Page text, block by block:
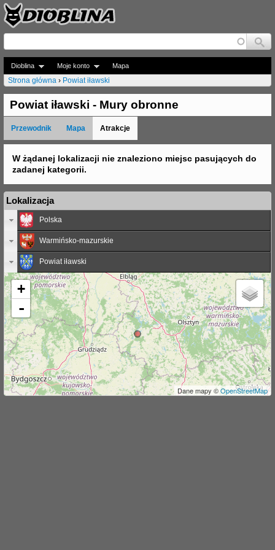
Jump to navigation
Dioblina Moje konto Mapa
J
e
s
e
ś
t
a
j
Strona główna › Powiat iławski
Powiat iławski - Mury obronne
Przewodnik Mapa Atrakcje
W żądanej lokalizacji nie znaleziono miejsc pasujących do
zadanej kategorii.
Lokalizacja
Polska
Warmińsko-mazurskie
Powiat iławski
+
-
Dane mapy ©OpenStreetMap